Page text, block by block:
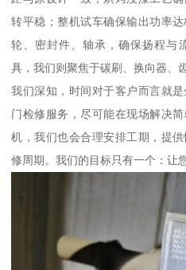
转平稳；整机试车确保输出功率
轮、密封件、轴承，确保扬程与
具，我们则聚焦于碳刷、换向器、
我们深知，时间对于客户而言就
门检修服务，尽可能在现场解决
机，我们也会合理安排工期，提
修周期。我们的目标只有一个：让